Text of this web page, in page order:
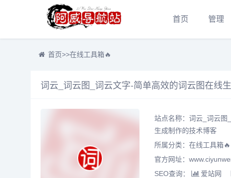
首页 管理
首页>>在线工具箱🔥
词云_词云图_词云文字-简单高效的词云图在线
站点名称：词云_词云图
生成制作的技术博客
所属分类： 在线工具箱🔥
官方网址：
SEO查询：
爱站网